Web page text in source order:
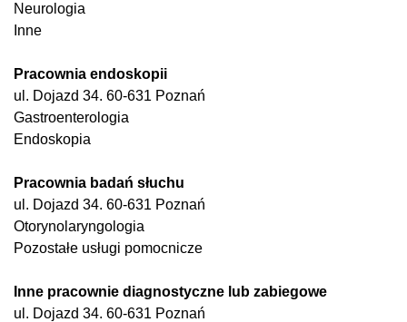
Neurologia
Inne
Pracownia endoskopii
ul. Dojazd 34. 60-631 Poznań
Gastroenterologia
Endoskopia
Pracownia badań słuchu
ul. Dojazd 34. 60-631 Poznań
Otorynolaryngologia
Pozostałe usługi pomocnicze
Inne pracownie diagnostyczne lub zabiegowe
ul. Dojazd 34. 60-631 Poznań